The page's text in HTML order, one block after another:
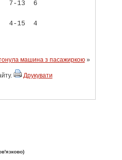
7-13 6
4-15 4
машина з пасажиркою»
Друкувати